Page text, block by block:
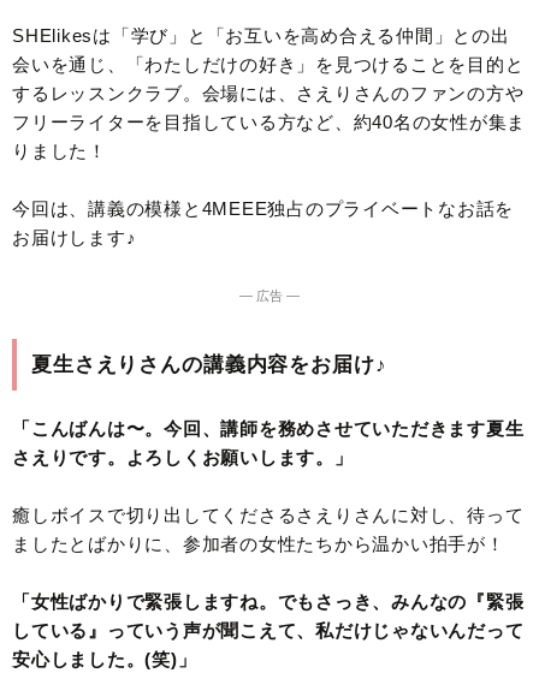
SHElikesは「学び」と「お互いを高め合える仲間」との出
会いを通じ、「わたしだけの好き」を見つけることを目的と
するレッスンクラブ。会場には、さえりさんのファンの方や
フリーライターを目指している方など、約40名の女性が集ま
りました！
今回は、講義の模様と4MEEE独占のプライベートなお話を
お届けします♪
― 広告 ―
夏生さえりさんの講義内容をお届け♪
「こんばんは〜。今回、講師を務めさせていただきます夏生
さえりです。よろしくお願いします。」
癒しボイスで切り出してくださるさえりさんに対し、待って
ましたとばかりに、参加者の女性たちから温かい拍手が！
「女性ばかりで緊張しますね。でもさっき、みんなの『緊張
している』っていう声が聞こえて、私だけじゃないんだって
安心しました。(笑)」